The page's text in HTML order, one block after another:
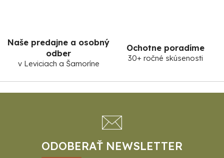
Naše predajne a osobný
odber
v Leviciach a Šamoríne
Ochotne poradíme
30+ ročné skúsenosti
Z
ODOBERAŤ NEWSLETTER